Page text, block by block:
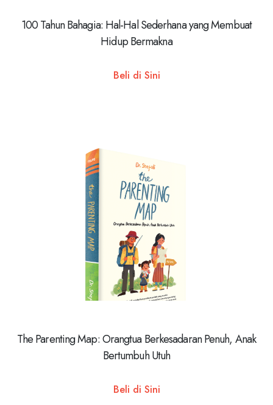
100 Tahun Bahagia: Hal-Hal Sederhana yang Membuat
Hidup Bermakna
Beli di Sini
The Parenting Map: Orangtua Berkesadaran Penuh, Anak
Bertumbuh Utuh
Beli di Sini